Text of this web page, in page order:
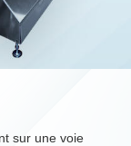
sur une voie